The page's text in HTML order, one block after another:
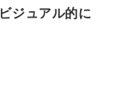
ジュアル的に